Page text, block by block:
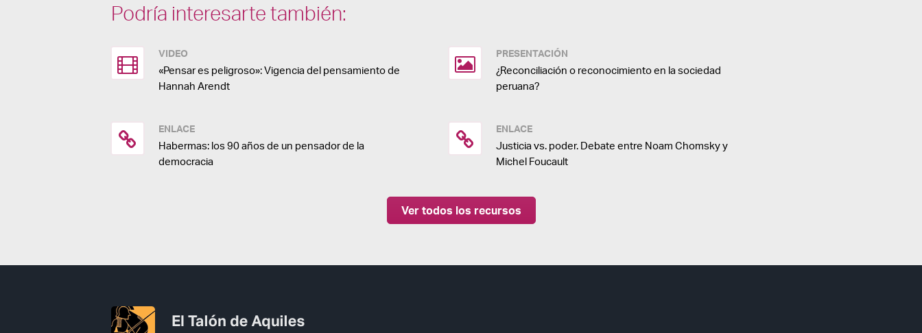
Podría interesarte también:
VIDEO
«Pensar es peligroso»: Vigencia del pensamiento de
Hannah Arendt
PRESENTACIÓN
¿Reconciliación o reconocimiento en la sociedad
peruana?
ENLACE
Habermas: los 90 años de un pensador de la
democracia
ENLACE
Justicia vs. poder. Debate entre Noam Chomsky y
Michel Foucault
Ver todos los recursos